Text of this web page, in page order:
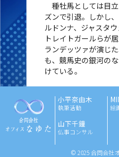
種牡馬としては目
ズンで引退。しかし
ルドンナ、ジャスタ
トレイトガールらが
ランデッツァが演じ
も、競馬史の銀河の
けている。
小平奈由木
執筆活動
山下千鐘
仏事コンサル
絵
© 2025 合同会社